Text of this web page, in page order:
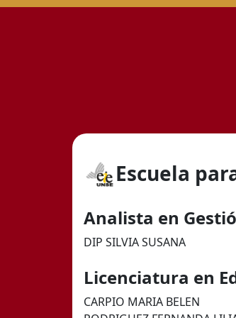
Escuela
Analista en
DIP SILVIA SUSANA
Licenciatura en
CARPIO MARIA BELEN